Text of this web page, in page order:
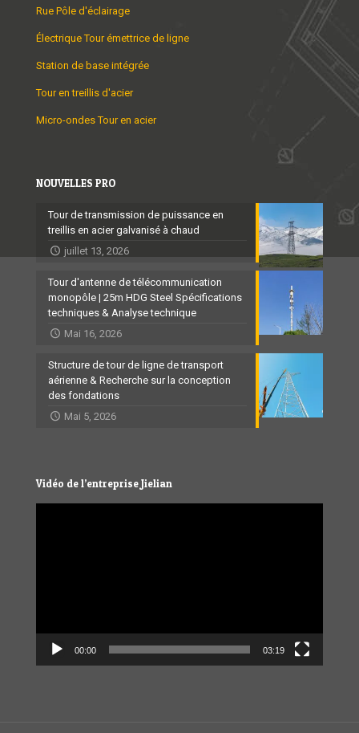
Rue Pôle d'éclairage
Électrique Tour émettrice de ligne
Station de base intégrée
Tour en treillis d'acier
Micro-ondes Tour en acier
NOUVELLES PRO
Tour de transmission de puissance en
treillis en acier galvanisé à chaud
juillet 13, 2026
Tour d'antenne de télécommunication
monopôle | 25m HDG Steel Spécifications
techniques & Analyse technique
Mai 16, 2026
Structure de tour de ligne de transport
aérienne & Recherche sur la conception
des fondations
Mai 5, 2026
Vidéo de l’entreprise Jielian
00:00 03:19